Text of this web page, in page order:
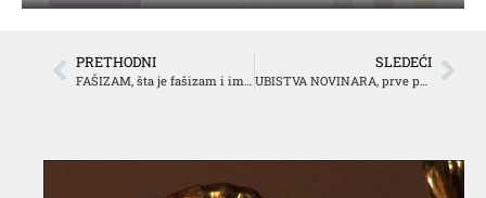
PRETHODNI SLEDEĆI